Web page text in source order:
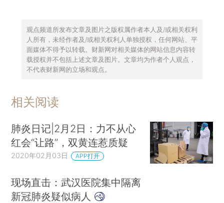
观点频道所发布文章及图片之版权属作者本人及/或相关权利
人所有，未经作者及/或相关权利人单独授权，任何网站、平
面媒体不得予以转载。财新网对相关媒体的网站信息内容转
载授权并不包括上述文章及图片。文章均为作者个人观点，
不代表财新网的立场和观点。
相关阅读
肺炎日记|2月2日：力不从心
红会“让路”，双黄连惹质疑
2020年02月03日 APP打开
现场直击：武汉医院集中隔离
新冠肺炎疑似病人